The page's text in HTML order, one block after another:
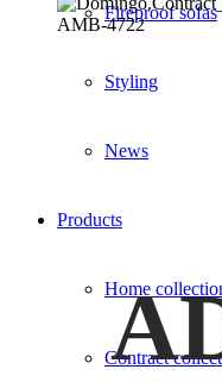
Fireproof sofas
Styling
News
Products
Home
Contract